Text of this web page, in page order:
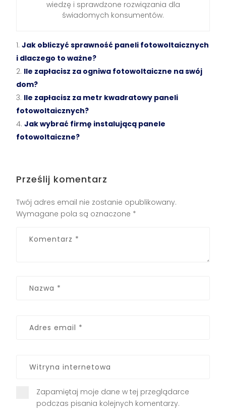
wiedzę i sprawdzone rozwiązania dla
świadomych konsumentów.
Jak obliczyć sprawność paneli fotowoltaicznych
i dlaczego to ważne?
Ile zapłacisz za ogniwa fotowoltaiczne na swój
dom?
Ile zapłacisz za metr kwadratowy paneli
fotowoltaicznych?
Jak wybrać firmę instalującą panele
fotowoltaiczne?
Prześlij komentarz
Twój adres email nie zostanie opublikowany.
Wymagane pola są oznaczone *
Zapamiętaj moje dane w tej przeglądarce
podczas pisania kolejnych komentarzy.